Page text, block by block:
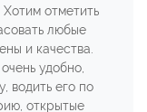
отметить
любые
и качества.
удобно,
водить его по
открытые